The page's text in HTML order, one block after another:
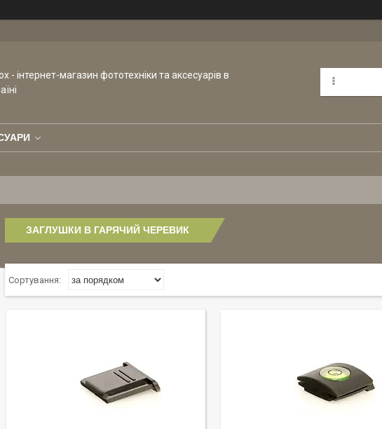
- інтернет-магазин фототехніки та аксесуарів в
ЗАГЛУШКИ В ГАРЯЧИЙ ЧЕРЕВИК